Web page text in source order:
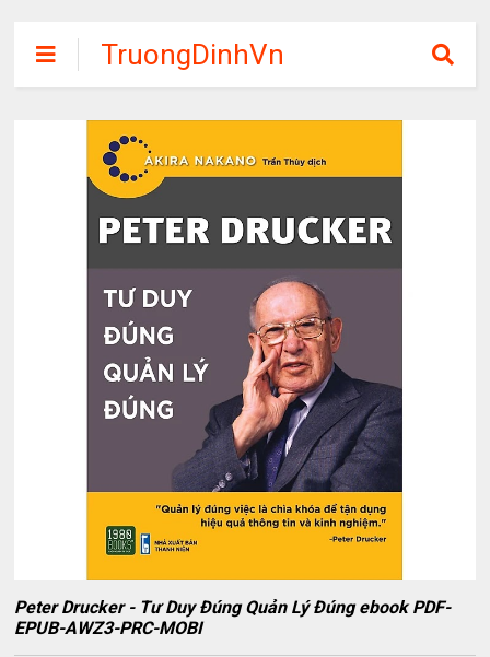
TruongDinhVn
Chia sẽ ebook,
các khóa học,
phần mềm học
tập miễn phí
Peter Drucker - Tư Duy Đúng Quản Lý Đúng ebook PDF-
EPUB-AWZ3-PRC-MOBI